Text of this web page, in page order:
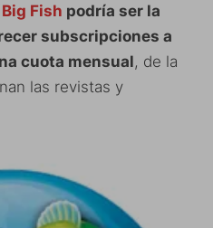
Big Fish podría ser la
subscripciones a
cuota mensual, de la
las revistas y